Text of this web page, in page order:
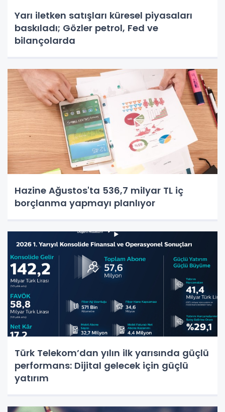
Yarı iletken satışları küresel piyasaları
baskıladı; Gözler petrol, Fed ve
bilançolarda
Hazine Ağustos'ta 536,7 milyar TL iç
borçlanma yapmayı planlıyor
Türk Telekom’dan yılın ilk yarısında güçlü
performans: Dijital gelecek için güçlü
yatırım